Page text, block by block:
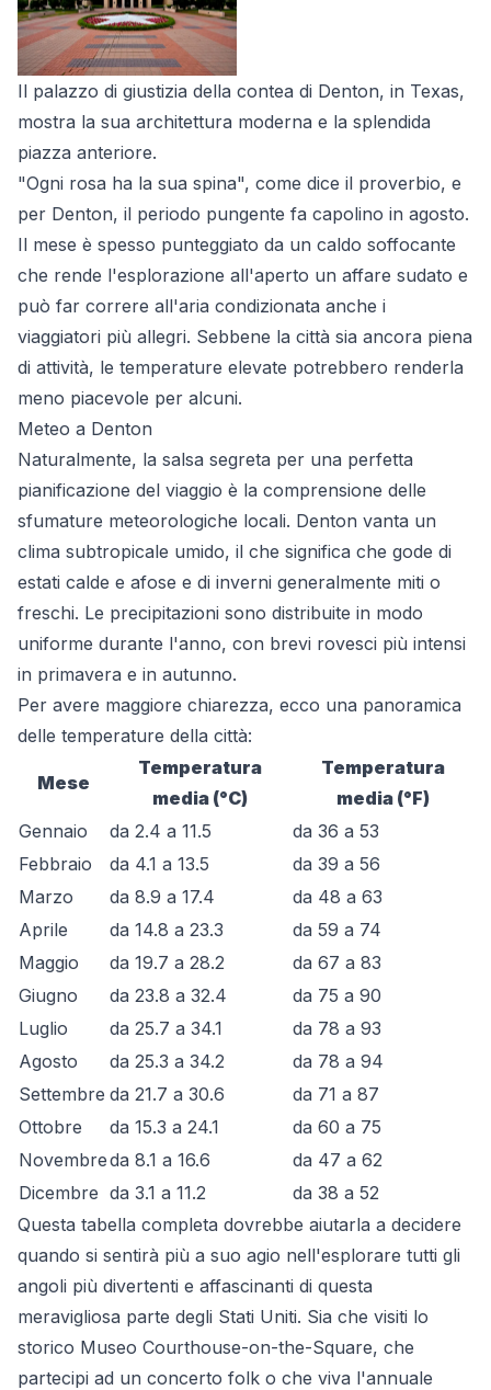
Il palazzo di giustizia della contea di Denton, in Texas,
mostra la sua architettura moderna e la splendida
piazza anteriore.
"Ogni rosa ha la sua spina", come dice il proverbio, e
per Denton, il periodo pungente fa capolino in agosto.
Il mese è spesso punteggiato da un caldo soffocante
che rende l'esplorazione all'aperto un affare sudato e
può far correre all'aria condizionata anche i
viaggiatori più allegri. Sebbene la città sia ancora piena
di attività, le temperature elevate potrebbero renderla
meno piacevole per alcuni.
Meteo a Denton
Naturalmente, la salsa segreta per una perfetta
pianificazione del viaggio è la comprensione delle
sfumature meteorologiche locali. Denton vanta un
clima subtropicale umido, il che significa che gode di
estati calde e afose e di inverni generalmente miti o
freschi. Le precipitazioni sono distribuite in modo
uniforme durante l'anno, con brevi rovesci più intensi
in primavera e in autunno.
Per avere maggiore chiarezza, ecco una panoramica
delle temperature della città:
Mese
Temperatura
media (°C)
Temperatura
media (°F)
Gennaio
da 2.4 a 11.5
da 36 a 53
Febbraio
da 4.1 a 13.5
da 39 a 56
Marzo
da 8.9 a 17.4
da 48 a 63
Aprile
da 14.8 a 23.3
da 59 a 74
Maggio
da 19.7 a 28.2
da 67 a 83
Giugno
da 23.8 a 32.4
da 75 a 90
Luglio
da 25.7 a 34.1
da 78 a 93
Agosto
da 25.3 a 34.2
da 78 a 94
Settembre da 21.7 a 30.6
da 71 a 87
Ottobre
da 15.3 a 24.1
da 60 a 75
Novembreda 8.1 a 16.6
da 47 a 62
Dicembre da 3.1 a 11.2
da 38 a 52
Questa tabella completa dovrebbe aiutarla a decidere
quando si sentirà più a suo agio nell'esplorare tutti gli
angoli più divertenti e affascinanti di questa
meravigliosa parte degli Stati Uniti. Sia che visiti lo
storico Museo Courthouse-on-the-Square, che
partecipi ad un concerto folk o che viva l'annuale